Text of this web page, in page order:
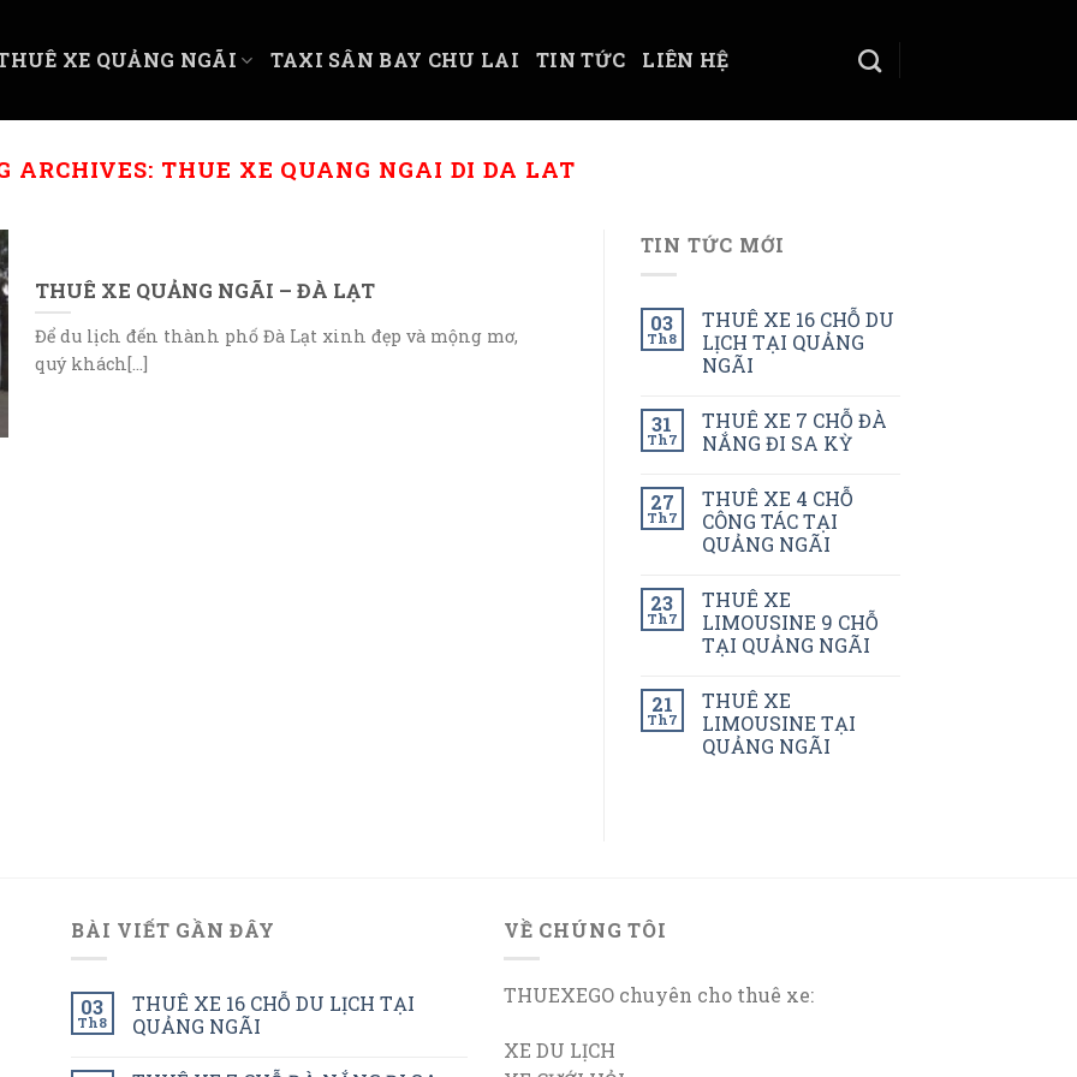
XE QUẢNG NGÃI TAXI SÂN BAY CHU LAI TIN TỨC LIÊN HỆ
ARCHIVES: THUE XE QUANG NGAI DI DA LAT
THUÊ XE QUẢNG NGÃI – ĐÀ LẠT
Để du lịch đến thành phố Đà Lạt xinh đẹp và mộng mơ,
quý khách[...]
TIN TỨC MỚI
03
Th8
THUÊ XE 16 CHỖ DU
LỊCH TẠI QUẢNG
NGÃI
31
Th7
THUÊ XE 7 CHỖ ĐÀ
NẮNG ĐI SA KỲ
27
Th7
THUÊ XE 4 CHỖ
CÔNG TÁC TẠI
QUẢNG NGÃI
23
Th7
THUÊ XE
LIMOUSINE 9 CHỖ
TẠI QUẢNG NGÃI
21
Th7
THUÊ XE
LIMOUSINE TẠI
QUẢNG NGÃI
BÀI VIẾT GẦN ĐÂY
03
Th8
THUÊ XE 16 CHỖ DU LỊCH TẠI
QUẢNG NGÃI
VỀ CHÚNG TÔI
THUEXEGO chuyên cho thuê xe:
XE DU LỊCH